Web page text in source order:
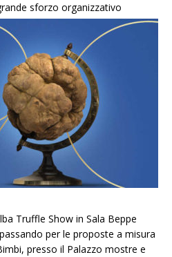
sforzo organizzativo
Truffle Show in Sala Beppe
per le proposte a misura
presso il Palazzo mostre e